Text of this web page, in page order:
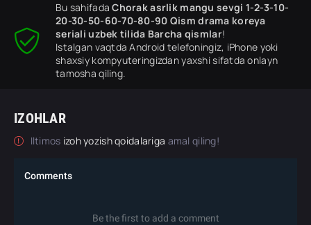
Bu sahifadaChorak asrlik mangu sevgi 1-2-3-10-
20-30-50-60-70-80-90 Qism drama koreya
seriali uzbek tilida Barcha qismlar!
Istalgan vaqtda Android telefoningiz, iPhone yoki
shaxsiy kompyuteringizdan yaxshi sifatda onlayn
tamosha qiling.
IZOHLAR
Iltimos izoh yozish qoidalariga amal qiling!